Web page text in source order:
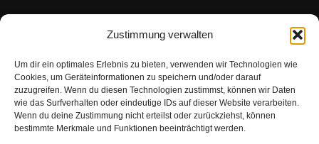
Zustimmung verwalten
Um dir ein optimales Erlebnis zu bieten, verwenden wir Technologien wie
Cookies, um Geräteinformationen zu speichern und/oder darauf
zuzugreifen. Wenn du diesen Technologien zustimmst, können wir Daten
wie das Surfverhalten oder eindeutige IDs auf dieser Website verarbeiten.
Wenn du deine Zustimmung nicht erteilst oder zurückziehst, können
bestimmte Merkmale und Funktionen beeinträchtigt werden.
Kulturring Brakel e.V.
33034 Brakel
INFOS